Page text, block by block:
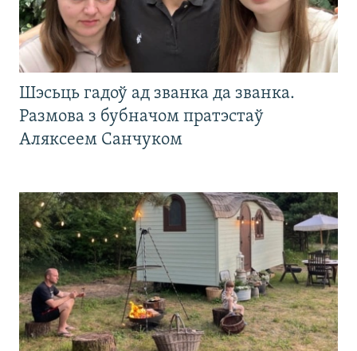
Шэсьць гадоў ад званка да званка.
Размова з бубначом пратэстаў
Аляксеем Санчуком